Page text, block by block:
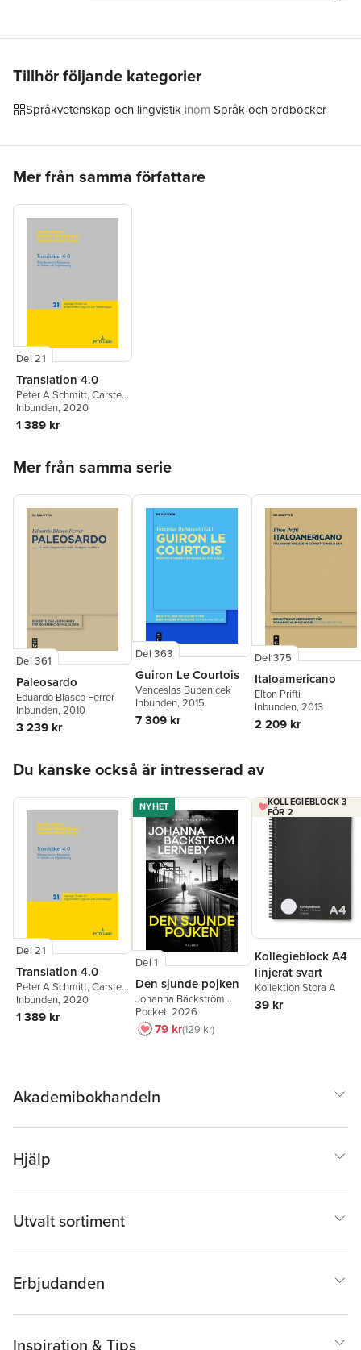
Förlag
De Gruyter
Tillhör följande kategorier
Språkvetenskap och lingvistik inom Språk och ordböcker
Mer från samma författare
Del 21
Translation 4.0
Peter A Schmitt,Carsten
Sinner,Christine Paasch-
Kaiser, Johannes Härtel
Inbunden, 2020
1 389 kr
Mer från samma serie
Del 361
Paleosardo
Eduardo Blasco Ferrer
Inbunden, 2010
3 239 kr
Del 363
Guiron Le Courtois
Venceslas Bubenicek
Inbunden, 2015
7 309 kr
Del 375
Italoamericano
Elton Prifti
Inbunden, 2013
2 209 kr
Du kanske också är intresserad av
Del 21
Translation 4.0
Peter A Schmitt,Carsten
Sinner,Christine Paasch-
Kaiser, Johannes Härtel
Inbunden, 2020
1 389 kr
NYHET
Del 1
Den sjunde pojken
Johanna Bäckström
Lerneby
Pocket, 2026
79 kr129 kr
KOLLEGIEBLOCK 3
FÖR 2
Kollegieblock A4
linjerat svart
Kollektion Stora A
39 kr
Akademibokhandeln
Hjälp
Utvalt sortiment
Erbjudanden
Inspiration & Tips